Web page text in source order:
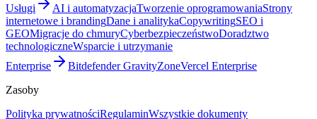
Usługi
AI i automatyzacjaTworzenie oprogramowaniaStrony
internetowe i brandingDane i analitykaCopywritingSEO i
GEOMigracje do chmuryCyberbezpieczeństwoDoradztwo
technologiczneWsparcie i utrzymanie
Enterprise
Bitdefender GravityZoneVercel Enterprise
Zasoby
Polityka prywatnościRegulaminWszystkie dokumenty